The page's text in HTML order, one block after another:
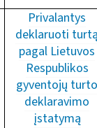
Privalantys
deklaruoti
pagal Lietuvos
Respublikos
gyventojų turto
deklaravimo
įstatymą